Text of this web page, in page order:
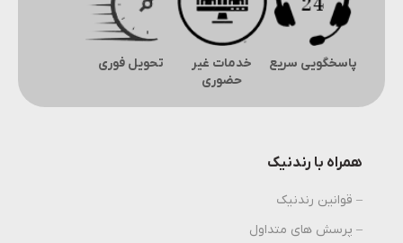
پاسخگویی سریع
خدمات غیر
حضوری
تحویل فوری
همراه با رندنیک
– قوانین رندنیک
– پرسش های متداول